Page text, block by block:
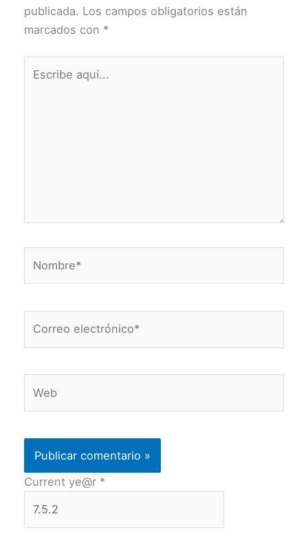
publicada. Los campos obligatorios están
marcados con *
aquí...
Current ye@r *